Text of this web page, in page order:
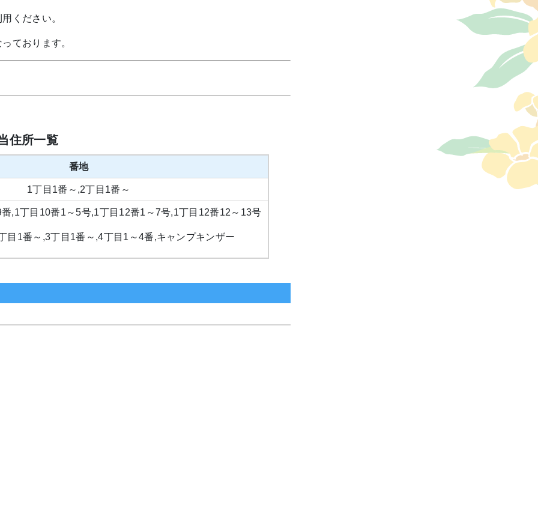
ください。
ております。
住所一覧
番地
1丁目1番～,2丁目1番～
,1丁目10番1～5号,1丁目12番1～7号,1丁目12番12～13号
目1番～,3丁目1番～,4丁目1～4番,キャンプキンザー